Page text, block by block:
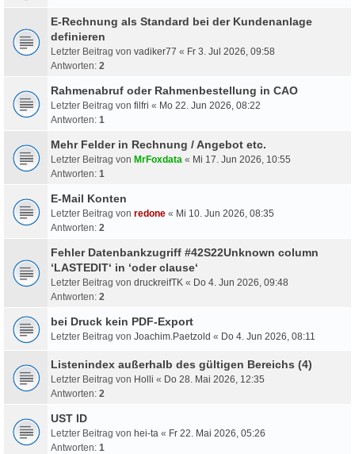
E-Rechnung als Standard bei der Kundenanlage
definieren
Letzter Beitrag von vadiker77 « Fr 3. Jul 2026, 09:58
Antworten: 2
Rahmenabruf oder Rahmenbestellung in CAO
Letzter Beitrag von filfri « Mo 22. Jun 2026, 08:22
Antworten: 1
Mehr Felder in Rechnung / Angebot etc.
Letzter Beitrag von MrFoxdata « Mi 17. Jun 2026, 10:55
Antworten: 1
E-Mail Konten
Letzter Beitrag von redone « Mi 10. Jun 2026, 08:35
Antworten: 2
Fehler Datenbankzugriff #42S22Unknown column
‘LASTEDIT‘ in ‘oder clause‘
Letzter Beitrag von druckreifTK « Do 4. Jun 2026, 09:48
Antworten: 2
bei Druck kein PDF-Export
Letzter Beitrag von Joachim.Paetzold « Do 4. Jun 2026, 08:11
Listenindex außerhalb des gültigen Bereichs (4)
Letzter Beitrag von Holli « Do 28. Mai 2026, 12:35
Antworten: 2
UST ID
Letzter Beitrag von hei-ta « Fr 22. Mai 2026, 05:26
Antworten: 1